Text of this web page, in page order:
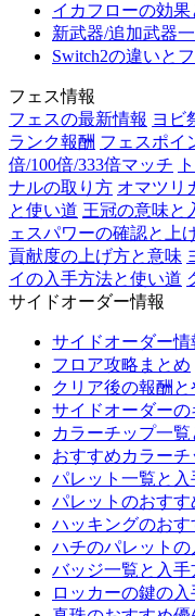
イカフローの効
新武器/追加武器
Switch2の違いと
フェス情報
フェスの最新情報 ヨビ
ランク報酬 フェスポイ
倍/100倍/333倍マッチ
ナルの取り方 オマツリ
と使い道 王冠の意味と
ェスパワーの確認と上
貢献度の上げ方と意味
イの入手方法と使い道
サイドオーダー情報
サイドオーダー情
フロア攻略まとめ
クリア後の報酬と
サイドオーダーの
カラーチップ一
おすすめカラーチ
パレット一覧と入
パレットのおすす
ハッキングのお
ハチのパレットの
バッジ一覧と入手
ロッカーの鍵の